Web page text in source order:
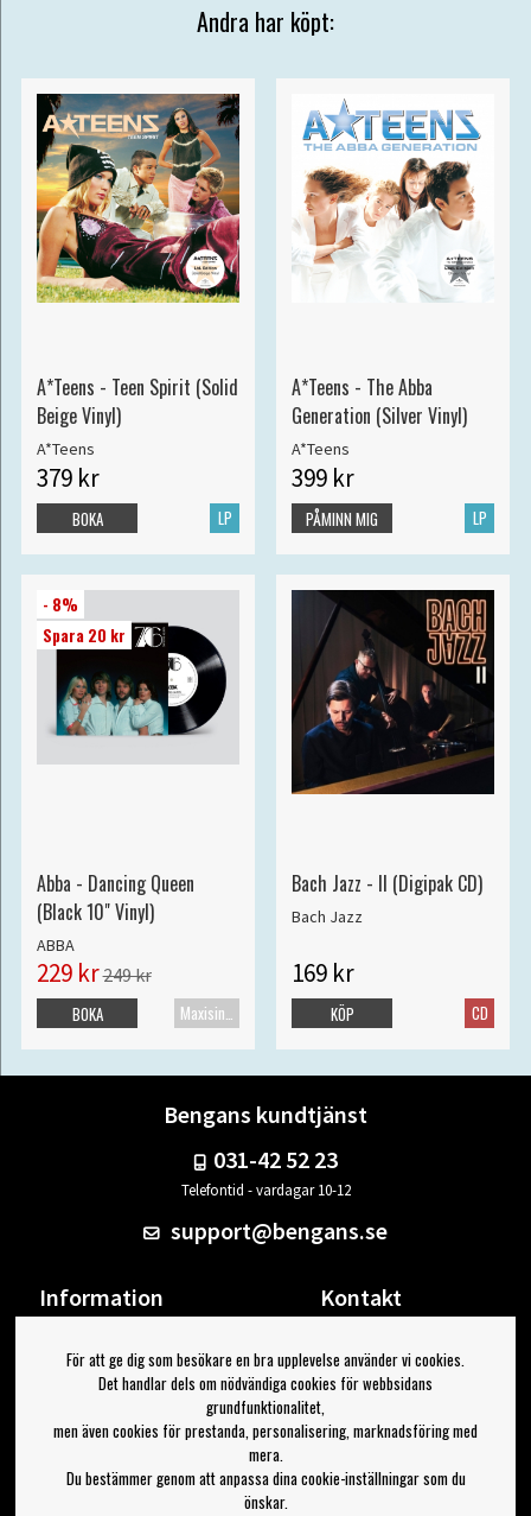
Andra har köpt:
A*Teens - Teen Spirit (Solid
Beige Vinyl)
A*Teens
379 kr
LP
BOKA
A*Teens - The Abba
Generation (Silver Vinyl)
A*Teens
399 kr
LP
PÅMINN MIG
- 8%
Spara 20 kr
Abba - Dancing Queen
(Black 10" Vinyl)
ABBA
229 kr249 kr
Maxisingel
BOKA
Bach Jazz - II (Digipak CD)
Bach Jazz
169 kr
CD
KÖP
Bengans kundtjänst
031-42 52 23
Telefontid - vardagar 10-12
support@bengans.se
Information
Om Bengans
FAQ / Köp- & Leveransvillkor
Kontakt
Din sida
Logga ut
Jag vill ha tips från Bengans
För att ge dig som besökare en bra upplevelse använder vi cookies.
Det handlar dels om nödvändiga cookies för webbsidans
grundfunktionalitet,
men även cookies för prestanda, personalisering, marknadsföring med
mera.
Du bestämmer genom att anpassa dina cookie-inställningar som du
önskar.